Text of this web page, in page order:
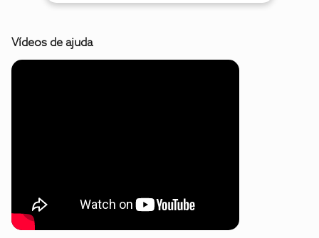
Vídeos de ajuda